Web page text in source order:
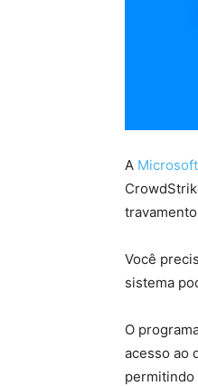
A Microsoft
Você
sistema
O
acesso ao
permitindo